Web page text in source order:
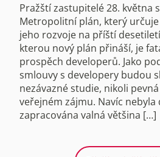
Pražští zastupitelé 28. května
Metropolitní plán, který
jeho rozvoje na příští
kterou nový plán přináší, je
prospěch developerů. Jako
smlouvy s developery budou
nezávazné studie, nikoli
veřejném zájmu. Navíc nebyla
zapracována valná většina […]